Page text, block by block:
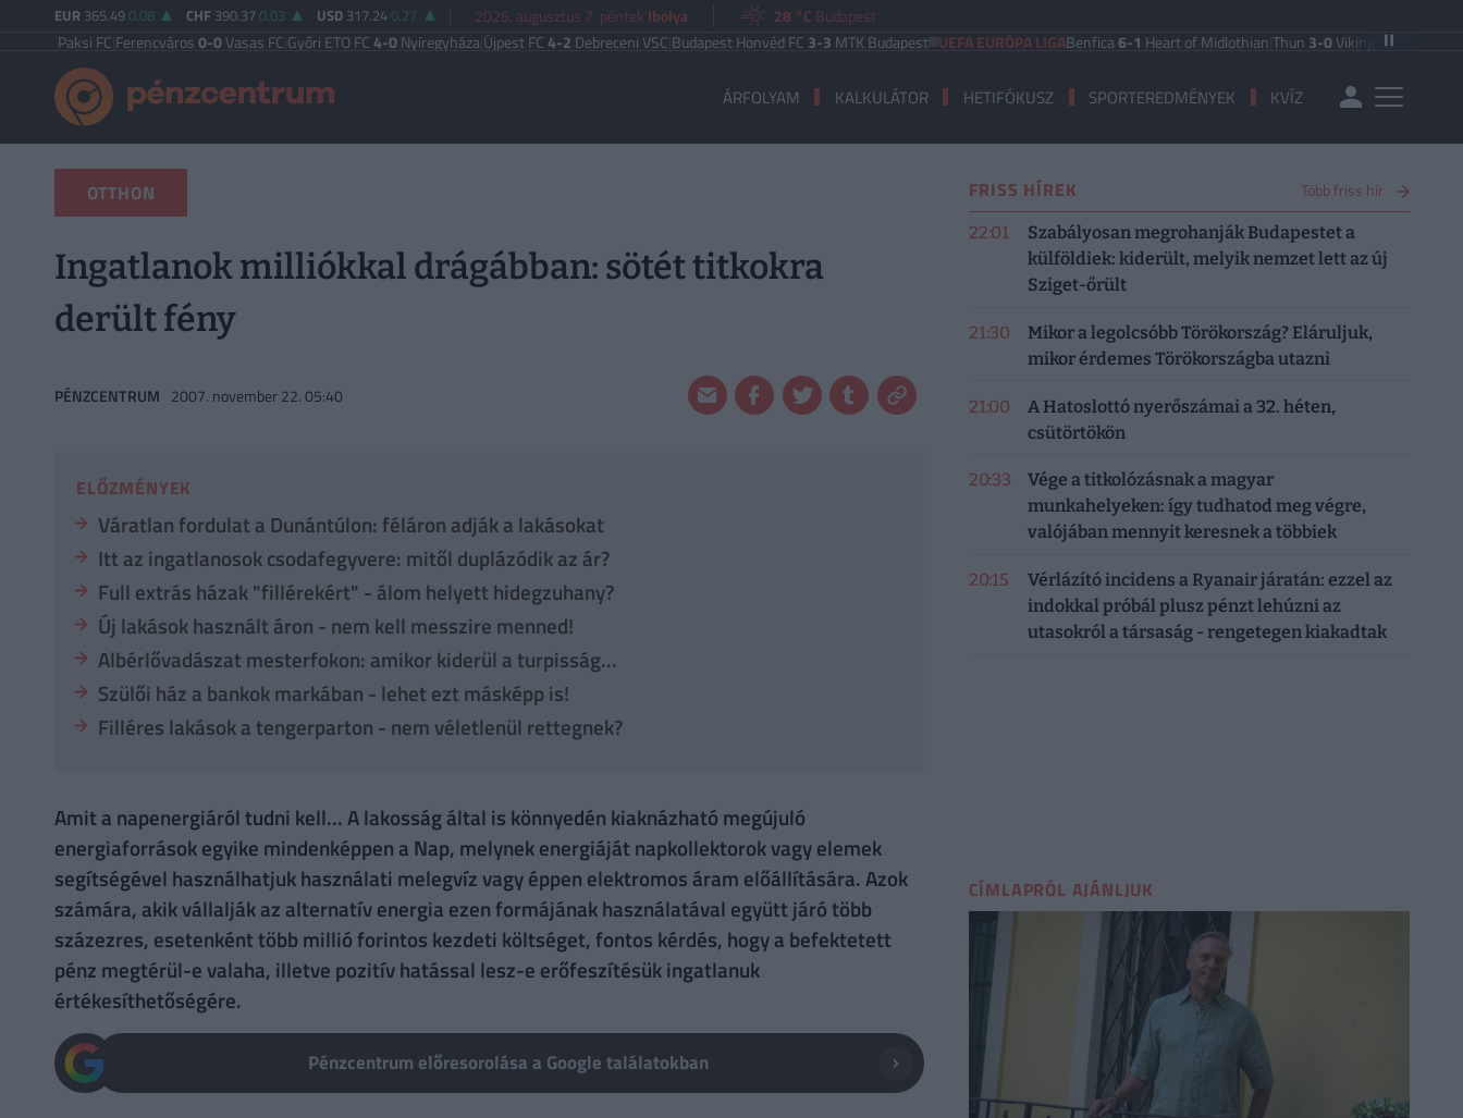
EUR 365.49 0.08 CHF 390.37 0.03 USD 317.24 0.27 2026. augusztus 7. péntek Ibolya 28 °C Budapest
|Ferencváros0-0Vasas FC|Győri ETO FC4-0Nyíregyháza|Újpest FC4-2Debreceni VSC|Budapest Honvéd FC3-3MTK Budapest UEFA EURÓPA LIGABenfica6-1Heart of Midlothian|Thun3-0Vikingur Reykjavik
ÁRFOLYAM KALKULÁTOR HETIFÓKUSZ SPORTEREDMÉNYEK KVÍZ
OTTHON
Ingatlanok milliókkal drágábban: sötét titkokra
derült fény
PÉNZCENTRUM 2007. november 22. 05:40
ELŐZMÉNYEK
Váratlan fordulat a Dunántúlon: féláron adják a lakásokat
Itt az ingatlanosok csodafegyvere: mitől duplázódik az ár?
Full extrás házak "fillérekért" - álom helyett hidegzuhany?
Új lakások használt áron - nem kell messzire menned!
Albérlővadászat mesterfokon: amikor kiderül a turpisság...
Szülői ház a bankok markában - lehet ezt másképp is!
Filléres lakások a tengerparton - nem véletlenül rettegnek?
Amit a napenergiáról tudni kell... A lakosság által is könnyedén kiaknázható megújuló
energiaforrások egyike mindenképpen a Nap, melynek energiáját napkollektorok vagy elemek
segítségével használhatjuk használati melegvíz vagy éppen elektromos áram előállítására. Azok
számára, akik vállalják az alternatív energia ezen formájának használatával együtt járó több
százezres, esetenként több millió forintos kezdeti költséget, fontos kérdés, hogy a befektetett
pénz megtérül-e valaha, illetve pozitív hatással lesz-e erőfeszítésük ingatlanuk
értékesíthetőségére.
Pénzcentrum előresorolása a Google találatokban
FRISS HÍREK Több friss hír
22:01
Szabályosan megrohanják Budapestet a
külföldiek: kiderült, melyik nemzet lett az új
Sziget-őrült
21:30
Mikor a legolcsóbb Törökország? Eláruljuk,
mikor érdemes Törökországba utazni
21:00
A Hatoslottó nyerőszámai a 32. héten,
csütörtökön
20:33
Vége a titkolózásnak a magyar
munkahelyeken: így tudhatod meg végre,
valójában mennyit keresnek a többiek
20:15
Vérlázító incidens a Ryanair járatán: ezzel az
indokkal próbál plusz pénzt lehúzni az
utasokról a társaság - rengetegen kiakadtak
CÍMLAPRÓL AJÁNLJUK